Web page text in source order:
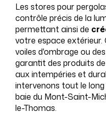
Les stores pour
contrôle précis de la
permettant ainsi de
votre espace extérieur.
voiles d'ombrage ou
garantit des produits
aux intempéries et
intervenons tout le long
baie du Mont-Saint-
le-Thomas.